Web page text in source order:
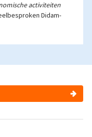
activiteiten
Didam-